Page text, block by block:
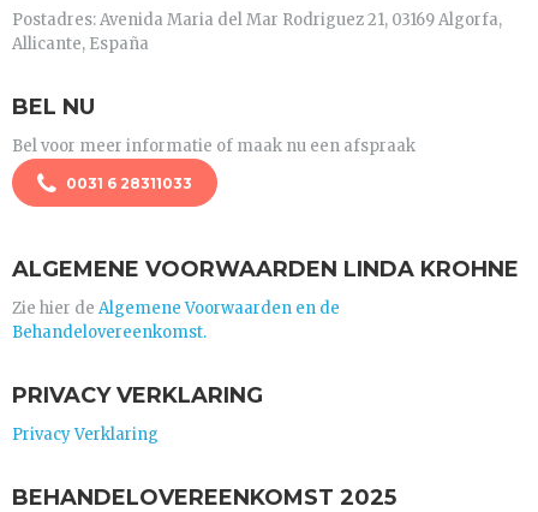
Postadres: Avenida Maria del Mar Rodriguez 21, 03169 Algorfa,
Allicante, España
BEL NU
Bel voor meer informatie of maak nu een afspraak
0031 6 28311033
ALGEMENE VOORWAARDEN LINDA KROHNE
Zie hier de Algemene Voorwaarden en de
Behandelovereenkomst.
PRIVACY VERKLARING
Privacy Verklaring
BEHANDELOVEREENKOMST 2025